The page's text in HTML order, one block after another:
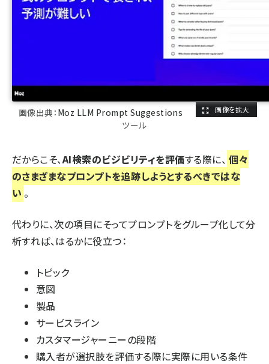
画像出典： Moz LLM Prompt Suggestions
ツール
だからこそ、AI検索のビジビリティを評価する際に、 個々
のさまざまなプロンプトを追跡しようとするべきではな
い 。
代わりに、次の項目にそってプロンプトをグループ化して分
析すれば、はるかに役立つ：
トピック
意図
製品
サービスライン
カスタマージャーニーの段階
購入者が選択肢を評価する際に実際に用いる条件